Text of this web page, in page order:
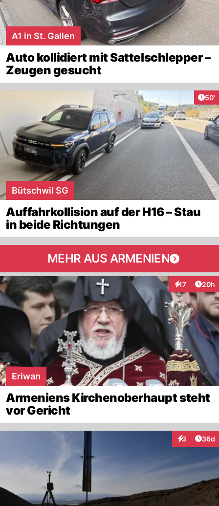
A1 in St. Gallen
Auto kollidiert mit Sattelschlepper –
Zeugen gesucht
50'
Bütschwil SG
Auffahrkollision auf der H16 – Stau
in beide Richtungen
MEHR AUS ARMENIEN
17
Interaktionen
20h
Eriwan
Armeniens Kirchenoberhaupt steht
vor Gericht
3
Interaktionen
36d